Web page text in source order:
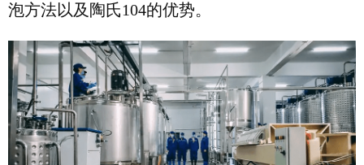
泡方法以及陶氏104的优势。